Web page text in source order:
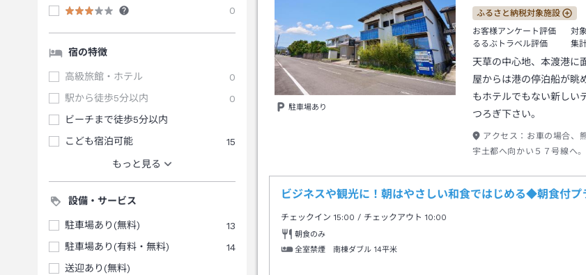
0
宿の特徴
高級旅館・ホテル
0
駅から徒歩5分以内
0
ビーチまで徒歩5分以内
こども宿泊可能
15
もっと見る
設備・サービス
駐車場あり(無料)
13
駐車場あり(有料・無料)
14
送迎あり(無料)
駐車場あり
ふるさと納税対象施設
お客様アンケート評価
対
るるぶトラベル評価
集
天草の中心地、本渡港に
屋からは港の停泊船が眺
もホテルでもない新しい
つろぎ下さい。
アクセス： お車の場合、
宇土都へ向かい５７号線へ
ビジネスや観光に！朝はやさしい和食ではじめる◆朝食付
チェックイン15:00 / チェックアウト 10:00
朝食のみ
全室禁煙 南棟ダブル 14平米